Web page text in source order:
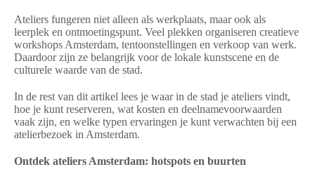
Ateliers fungeren niet alleen als werkplaats, maar ook als
leerplek en ontmoetingspunt. Veel plekken organiseren creatieve
workshops Amsterdam, tentoonstellingen en verkoop van werk.
Daardoor zijn ze belangrijk voor de lokale kunstscene en de
culturele waarde van de stad.
In de rest van dit artikel lees je waar in de stad je ateliers vindt,
hoe je kunt reserveren, wat kosten en deelnamevoorwaarden
vaak zijn, en welke typen ervaringen je kunt verwachten bij een
atelierbezoek in Amsterdam.
Ontdek ateliers Amsterdam: hotspots en buurten